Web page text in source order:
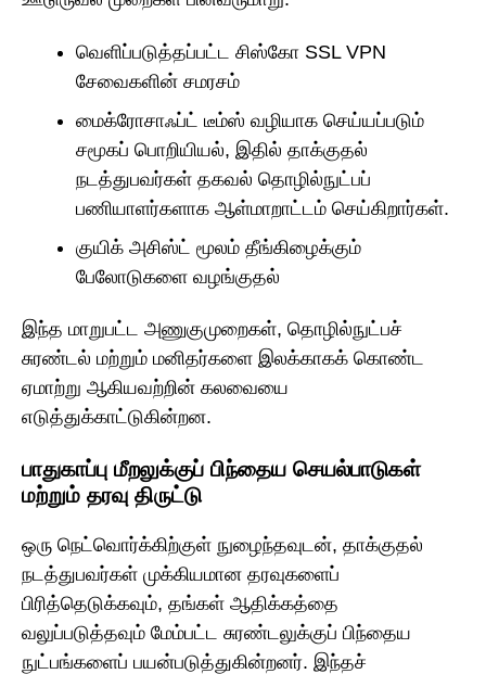
வெளிப்படுத்தப்பட்ட சிஸ்கோ SSL VPN
சேவைகளின் சமரசம்
மைக்ரோசாஃப்ட் டீம்ஸ் வழியாக செய்யப்படும்
சமூகப் பொறியியல், இதில் தாக்குதல்
நடத்துபவர்கள் தகவல் தொழில்நுட்பப்
பணியாளர்களாக ஆள்மாறாட்டம் செய்கிறார்கள்.
குயிக் அசிஸ்ட் மூலம் தீங்கிழைக்கும்
பேலோடுகளை வழங்குதல்
இந்த மாறுபட்ட அணுகுமுறைகள், தொழில்நுட்பச்
சுரண்டல் மற்றும் மனிதர்களை இலக்காகக் கொண்ட
ஏமாற்று ஆகியவற்றின் கலவையை
எடுத்துக்காட்டுகின்றன.
பாதுகாப்பு மீறலுக்குப் பிந்தைய செயல்பாடுகள்
மற்றும் தரவு திருட்டு
ஒரு நெட்வொர்க்கிற்குள் நுழைந்தவுடன், தாக்குதல்
நடத்துபவர்கள் முக்கியமான தரவுகளைப்
பிரித்தெடுக்கவும், தங்கள் ஆதிக்கத்தை
வலுப்படுத்தவும் மேம்பட்ட சுரண்டலுக்குப் பிந்தைய
நுட்பங்களைப் பயன்படுத்துகின்றனர். இந்தச்